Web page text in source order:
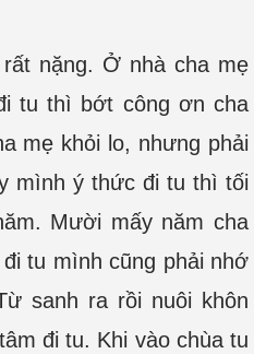
nặng. Ở nhà cha mẹ
tu thì bớt công ơn cha
mẹ khỏi lo, nhưng phải
mình ý thức đi tu thì tối
Mười mấy năm cha
tu mình cũng phải nhớ
sanh ra rồi nuôi khôn
đi tu. Khi vào chùa tu